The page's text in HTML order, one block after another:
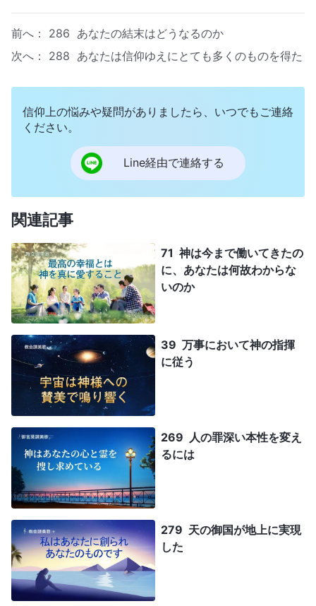
前へ： 286 あなたの結末はどうなるのか
次へ： 288 あなたは信仰ゆえにとても多くのものを得た
信仰上の悩みや疑問がありましたら、いつでもご連絡
ください。
Line経由で連絡する
関連記事
71 神は今まで働いてきたの
に、あなたは何故わからな
いのか
39 万事において神の指揮
に従う
269 人の罪深い本性を変え
るには
279 天の御国が地上に実現
した